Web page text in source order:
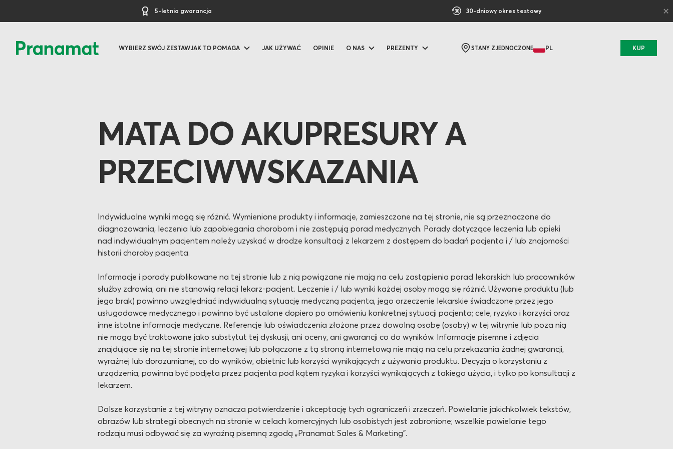
5-letnia gwarancja 30-dniowy okres testowy ×
WYBIERZ SWÓJ ZESTAWJAK TO POMAGA JAK UŻYWAĆ OPINIE O NAS PREZENTY STANY ZJEDNOCZONE PL KUP
MATA DO AKUPRESURY A
PRZECIWWSKAZANIA
Indywidualne wyniki mogą się różnić. Wymienione produkty i informacje, zamieszczone na tej stronie, nie są przeznaczone do
diagnozowania, leczenia lub zapobiegania chorobom i nie zastępują porad medycznych. Porady dotyczące leczenia lub opieki
nad indywidualnym pacjentem należy uzyskać w drodze konsultacji z lekarzem z dostępem do badań pacjenta i / lub znajomości
historii choroby pacjenta.
Informacje i porady publikowane na tej stronie lub z nią powiązane nie mają na celu zastąpienia porad lekarskich lub pracowników
służby zdrowia, ani nie stanowią relacji lekarz-pacjent. Leczenie i / lub wyniki każdej osoby mogą się różnić. Używanie produktu (lub
jego brak) powinno uwzględniać indywidualną sytuację medyczną pacjenta, jego orzeczenie lekarskie świadczone przez jego
usługodawcę medycznego i powinno być ustalone dopiero po omówieniu konkretnej sytuacji pacjenta; cele, ryzyko i korzyści oraz
inne istotne informacje medyczne. Referencje lub oświadczenia złożone przez dowolną osobę (osoby) w tej witrynie lub poza nią
nie mogą być traktowane jako substytut tej dyskusji, ani oceny, ani gwarancji co do wyników. Informacje pisemne i zdjęcia
znajdujące się na tej stronie internetowej lub połączone z tą stroną internetową nie mają na celu przekazania żadnej gwarancji,
wyraźnej lub dorozumianej, co do wyników, obietnic lub korzyści wynikających z używania produktu. Decyzja o korzystaniu z
urządzenia, powinna być podjęta przez pacjenta pod kątem ryzyka i korzyści wynikających z takiego użycia, i tylko po konsultacji z
lekarzem.
Dalsze korzystanie z tej witryny oznacza potwierdzenie i akceptację tych ograniczeń i zrzeczeń. Powielanie jakichkolwiek tekstów,
obrazów lub strategii obecnych na stronie w celach komercyjnych lub osobistych jest zabronione; wszelkie powielanie tego
rodzaju musi odbywać się za wyraźną pisemną zgodą „Pranamat Sales & Marketing”.